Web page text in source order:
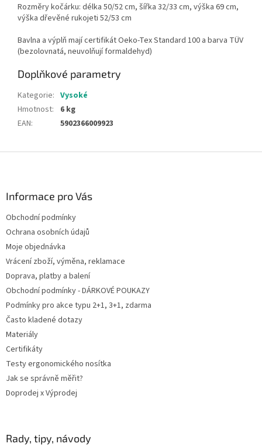
Rozměry kočárku: délka 50/52 cm, šířka 32/33 cm, výška 69 cm,
výška dřevěné rukojeti 52/53 cm
Bavlna a výplň mají certifikát Oeko-Tex Standard 100 a barva TÜV
(bezolovnatá, neuvolňují formaldehyd)
Doplňkové parametry
Kategorie: Vysoké
Hmotnost:
6 kg
EAN: 5902366009923
Informace pro Vás
Obchodní podmínky
Ochrana osobních údajů
Moje objednávka
Vrácení zboží, výměna, reklamace
Doprava, platby a balení
Obchodní podmínky - DÁRKOVÉ POUKAZY
Podmínky pro akce typu 2+1, 3+1, zdarma
Často kladené dotazy
Materiály
Certifikáty
Testy ergonomického nosítka
Jak se správně měřit?
Doprodej x Výprodej
Rady, tipy, návody